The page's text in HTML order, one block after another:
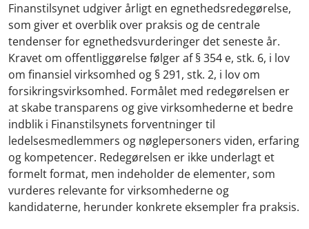
Finanstilsynet udgiver årligt en egnethedsredegørelse,
som giver et overblik over praksis og de centrale
tendenser for egnethedsvurderinger det seneste år.
Kravet om offentliggørelse følger af § 354 e, stk. 6, i lov
om finansiel virksomhed og § 291, stk. 2, i lov om
forsikringsvirksomhed. Formålet med redegørelsen er
at skabe transparens og give virksomhederne et bedre
indblik i Finanstilsynets forventninger til
ledelsesmedlemmers og nøglepersoners viden, erfaring
og kompetencer. Redegørelsen er ikke underlagt et
formelt format, men indeholder de elementer, som
vurderes relevante for virksomhederne og
kandidaterne, herunder konkrete eksempler fra praksis.